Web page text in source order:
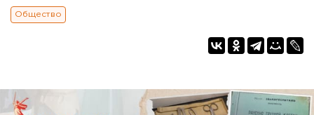
Общество